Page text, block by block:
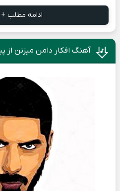
ادامه مطلب +
آهنگ افکار دامن میزنن از